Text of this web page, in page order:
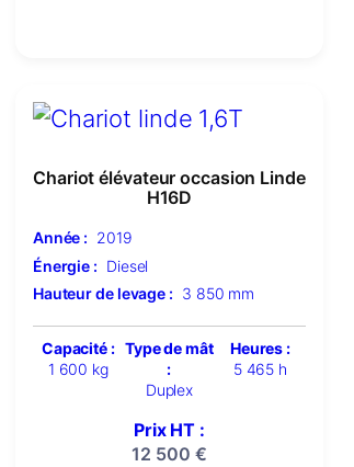
Chariot élévateur occasion Linde
H16D
Année : 2019
Énergie : Diesel
Hauteur de levage : 3 850 mm
Capacité :
1 600 kg
Type de mât
:
Duplex
Heures :
5 465 h
Prix HT :
12 500 €